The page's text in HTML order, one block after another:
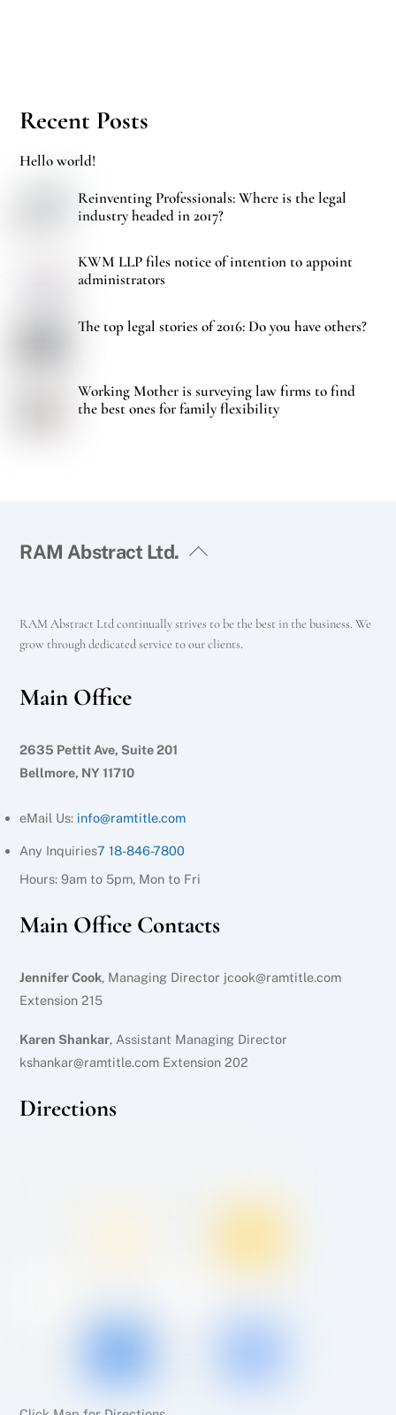
Recent Posts
Hello world!
Reinventing Professionals: Where is the legal
industry headed in 2017?
KWM LLP files notice of intention to appoint
administrators
The top legal stories of 2016: Do you have others?
Working Mother is surveying law firms to find
the best ones for family flexibility
RAM Abstract Ltd.
RAM Abstract Ltd continually strives to be the best in the business. We
grow through dedicated service to our clients.
Main Office
2635 Pettit Ave, Suite 201
Bellmore, NY 11710
eMail Us: info@ramtitle.com
Any Inquiries7 18-846-7800
Hours: 9am to 5pm, Mon to Fri
Main Office Contacts
Jennifer Cook, Managing Director jcook@ramtitle.com
Extension 215
Karen Shankar, Assistant Managing Director
kshankar@ramtitle.com Extension 202
Directions